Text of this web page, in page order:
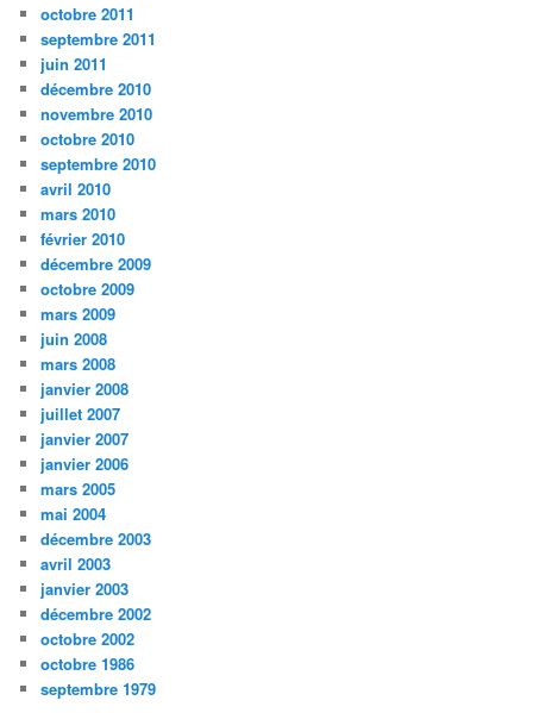
octobre 2011
septembre 2011
juin 2011
décembre 2010
novembre 2010
octobre 2010
septembre 2010
avril 2010
mars 2010
février 2010
décembre 2009
octobre 2009
mars 2009
juin 2008
mars 2008
janvier 2008
juillet 2007
janvier 2007
janvier 2006
mars 2005
mai 2004
décembre 2003
avril 2003
janvier 2003
décembre 2002
octobre 2002
octobre 1986
septembre 1979